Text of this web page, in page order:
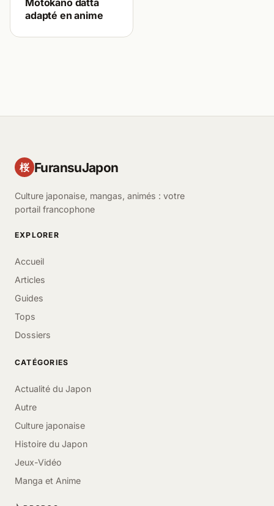
adapté en anime
桜 FuransuJapon
Culture japonaise, mangas, animés : votre
portail francophone
EXPLORER
Accueil
Articles
Guides
Tops
Dossiers
CATÉGORIES
Actualité du Japon
Autre
Culture japonaise
Histoire du Japon
Jeux-Vidéo
Manga et Anime